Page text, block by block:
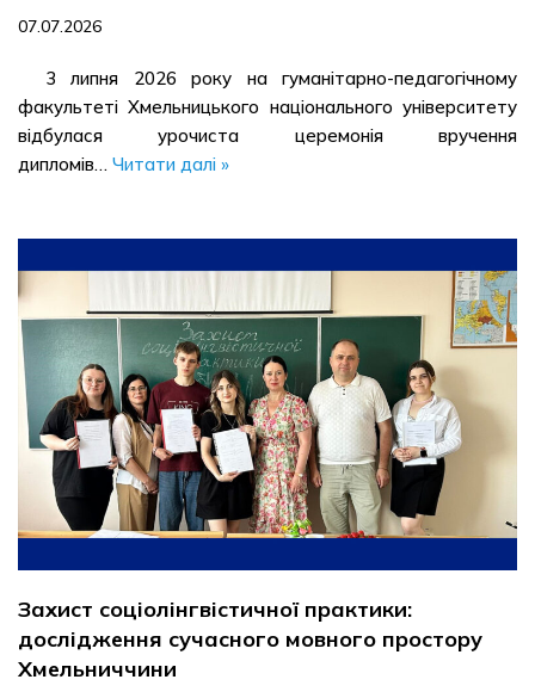
07.07.2026
3 липня 2026 року на гуманітарно-педагогічному
факультеті Хмельницького національного університету
відбулася урочиста церемонія вручення
дипломів… Читати далі »
Захист соціолінгвістичної практики:
дослідження сучасного мовного простору
Хмельниччини